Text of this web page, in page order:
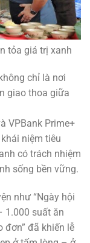
tỏa giá trị xanh
chỉ là nơi
giao thoa giữa
VPBank Prime+
niệm tiêu
có trách nhiệm
sống bền vững.
như “Ngày hội
1.000 suất ăn
đơn” đã khiến lễ